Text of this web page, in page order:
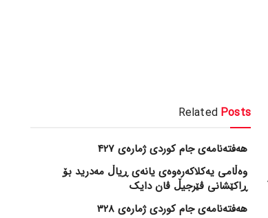
Related Posts
هەفتەنامەی جام کوردی ژمارەی 427
وەڵامی یەکلاکەرەوەی یانەی ڕیاڵ مەدرید بۆ
ڕاکێشانی ڤێرجیڵ ڤان دایک
هەفتەنامەی جام کوردی ژمارەی 328